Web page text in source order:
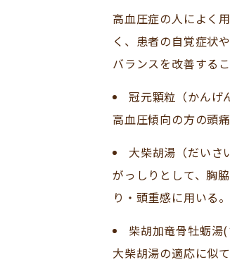
高血圧症の人によく
く、患者の自覚症状
バランスを改善する
冠元顆粒（かんげ
高血圧傾向の方の頭
大柴胡湯（だいさ
がっしりとして、胸
り・頭重感に用いる。
柴胡加竜骨牡蛎湯
大柴胡湯の適応に似